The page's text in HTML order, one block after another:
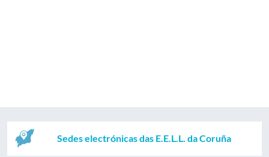
Sedes electrónicas das E.E.L.L. da Coruña